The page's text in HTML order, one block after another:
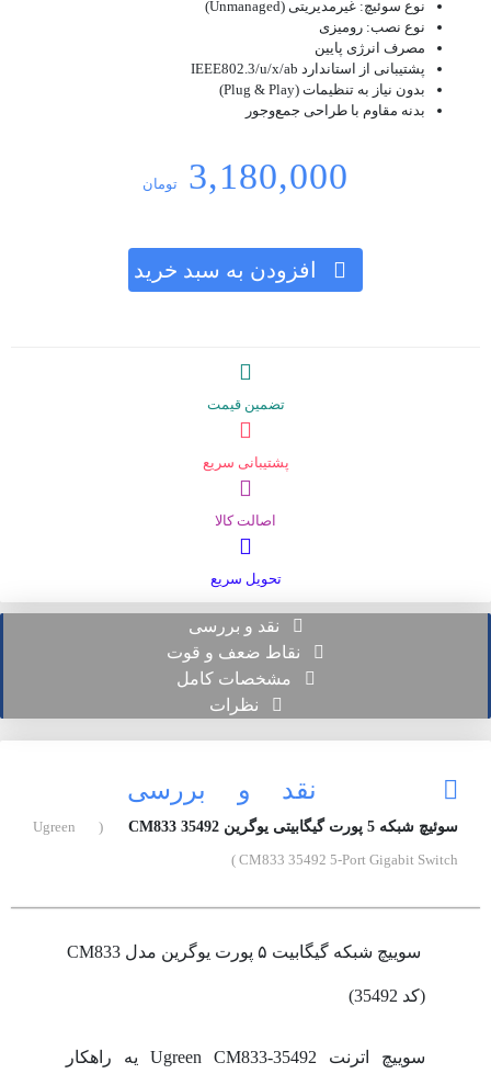
نوع سوئیچ: غیرمدیریتی (Unmanaged)
نوع نصب: رومیزی
مصرف انرژی پایین
پشتیبانی از استاندارد IEEE802.3/u/x/ab
بدون نیاز به تنظیمات (Plug & Play)
بدنه مقاوم با طراحی جمع‌وجور
3,180,000 تومان
تضمین قیمت
پشتیبانی سریع
اصالت کالا
تحویل سریع
نقد و بررسی
نقاط ضعف و قوت
مشخصات کامل
نظرات
نقد و بررسی
سوئیچ شبکه 5 پورت گیگابیتی یوگرین CM833 35492
( Ugreen
CM833 35492 5-Port Gigabit Switch )
سوییچ شبکه گیگابیت ۵ پورت یوگرین مدل CM833
(کد 35492)
سوییچ اترنت Ugreen CM833-35492 یه راهکار